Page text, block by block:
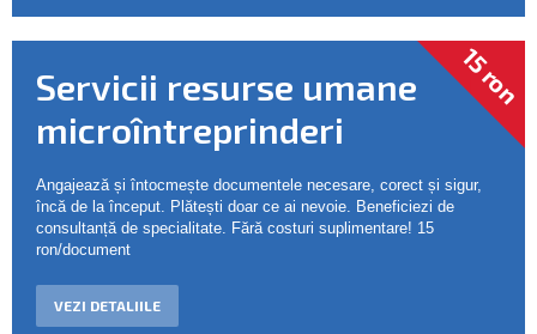
15 ron
Servicii resurse umane
microîntreprinderi
Angajează și întocmește documentele necesare, corect și sigur,
încă de la început. Plătești doar ce ai nevoie. Beneficiezi de
consultanță de specialitate. Fără costuri suplimentare! 15
ron/document
VEZI DETALIILE